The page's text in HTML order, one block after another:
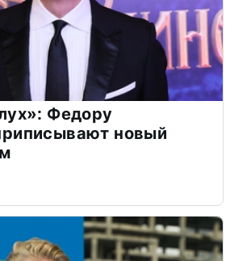
Федору
новый